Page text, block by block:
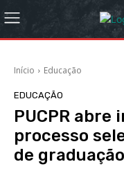
Início Educação
EDUCAÇÃO
PUCPR abre
processo
de graduação